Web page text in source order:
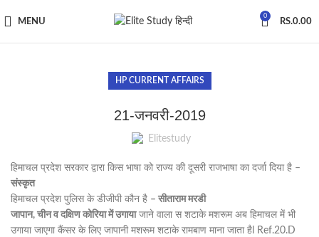
MENU
0
RS.0.00
HP CURRENT AFFAIRS
21-जनवरी-2019
Elitestudy
हिमाचल प्रदेश सरकार द्वारा किस भाषा को राज्य की दूसरी राजभाषा का दर्जा दिया है –
संस्कृत
हिमाचल प्रदेश पुलिस के डीजीपी कौन है – सीताराम मरडी
जापान, चीन व दक्षिण कोरिया में उगायाजाने वाला स शटाके मशरूम अब हिमाचल में भी
उगाया जाएगा कैंसर के लिए जापानी मशरूम शटाके रामबाण माना जाता हैl Ref.20.D